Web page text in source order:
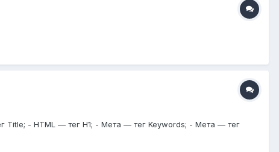
Title; - HTML — тег H1; - Мета — тег Keywords; - Мета — тег